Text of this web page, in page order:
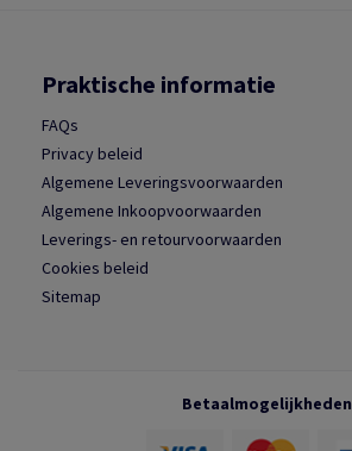
Praktische informatie
FAQs
Privacy beleid
Algemene Leveringsvoorwaarden
Algemene Inkoopvoorwaarden
Leverings- en retourvoorwaarden
Cookies beleid
Sitemap
Betaalmogelijkheden